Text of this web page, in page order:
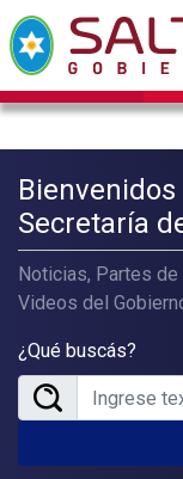
Secretaría
Noticias, Partes
Videos del
¿Qué buscás?